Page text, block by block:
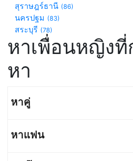
สุราษฎร์ธานี (86)
นครปฐม (83)
สระบุรี (78)
หาเพื่อนหญิงที่
หา